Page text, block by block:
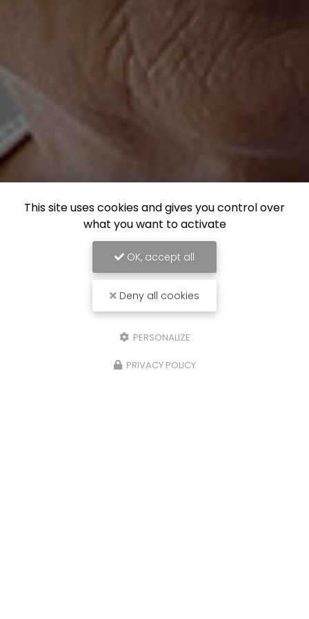
This site uses cookies and gives you control over
what you want to activate
OK, accept all
Deny all cookies
PERSONALIZE
PRIVACY POLICY